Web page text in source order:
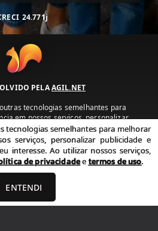
24.771j
PELAAGIL.NET
tecnologias semelhantes para
em nossos serviços, personalizar
conteúdo de seu interesse. Ao utilizar
com nossa política de privacidade e
de uso.
Termos de uso
tecnologias semelhantes para melhorar
serviços, personalizar publicidade e
interesse. Ao utilizar nossos serviços,
de privacidadeetermos de uso.
ENTENDI